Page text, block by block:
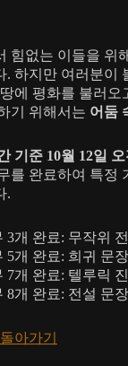
힘없는 이들을 위
. 하지만 여러분이
에 평화를 불러
기 위해서는 어둠
기준 10월 12일 오
를 완료하여 특정
.
3개 완료: 무작위
5개 완료: 희귀 문
7개 완료: 텔루릭
8개 완료: 전설 문
아가기